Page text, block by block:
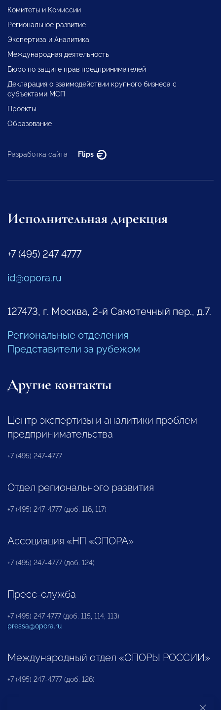
Комитеты и Комиссии
Региональное развитие
Экспертиза и Аналитика
Международная деятельность
Бюро по защите прав предпринимателей
Декларация о взаимодействии крупного бизнеса с
субъектами МСП
Проекты
Образование
Разработка сайта — Flips
Исполнительная дирекция
+7 (495) 247 4777
id@opora.ru
127473, г. Москва, 2-й Самотечный пер., д.7.
Региональные отделения
Представители за рубежом
Другие контакты
Центр экспертизы и аналитики проблем
предпринимательства
+7 (495) 247-4777
Отдел регионального развития
+7 (495) 247-4777 (доб. 116, 117)
Ассоциация «НП «ОПОРА»
+7 (495) 247-4777 (доб. 124)
Пресс-служба
+7 (495) 247 4777 (доб. 115, 114, 113)
pressa@opora.ru
Международный отдел «ОПОРЫ РОССИИ»
+7 (495) 247-4777 (доб. 126)